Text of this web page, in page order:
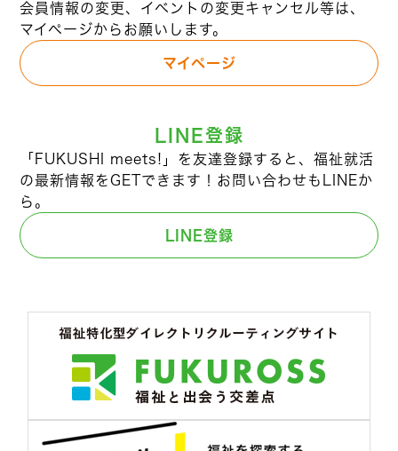
会員情報の変更、イベントの変更キャンセル等は、
マイページからお願いします。
マイページ
LINE登録
「FUKUSHI meets!」を友達登録すると、福祉就活
の最新情報をGETできます！お問い合わせもLINEか
ら。
LINE登録